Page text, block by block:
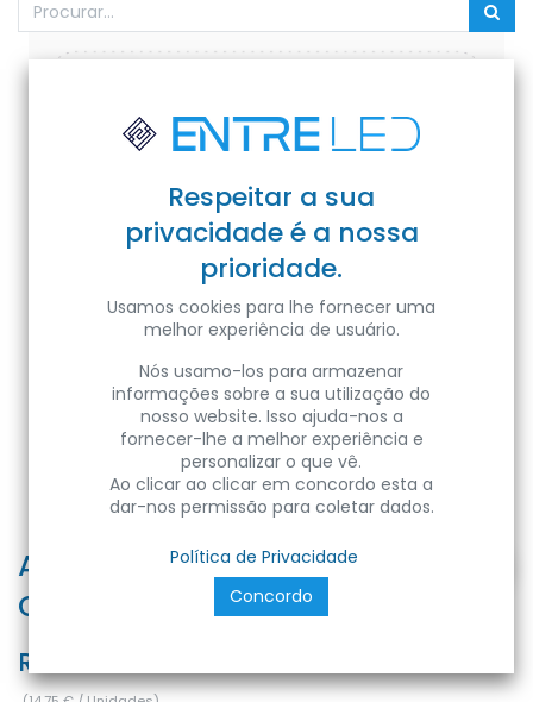
ATOM 250V IP54 16A SOCKET+10A
COMMUTATOR
Ref:
Respeitar a sua
privacidade é a nossa
prioridade.
Usamos cookies para lhe fornecer uma
melhor experiência de usuário.
Nós usamo-los para armazenar
informações sobre a sua utilização do
nosso website. Isso ajuda-nos a
fornecer-lhe a melhor experiência e
personalizar o que vê.
Ao clicar ao clicar em concordo esta a
dar-nos permissão para coletar dados.
Política de Privacidade
Concordo